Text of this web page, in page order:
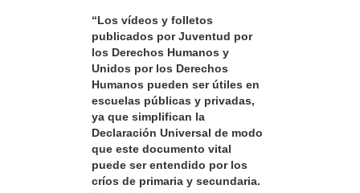
“Los vídeos y folletos
publicados por Juventud por
los Derechos Humanos y
Unidos por los Derechos
Humanos pueden ser útiles en
escuelas públicas y privadas,
ya que simplifican la
Declaración Universal de modo
que este documento vital
puede ser entendido por los
críos de primaria y secundaria.